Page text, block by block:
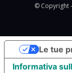
© Copyright
Informativa
Le tue